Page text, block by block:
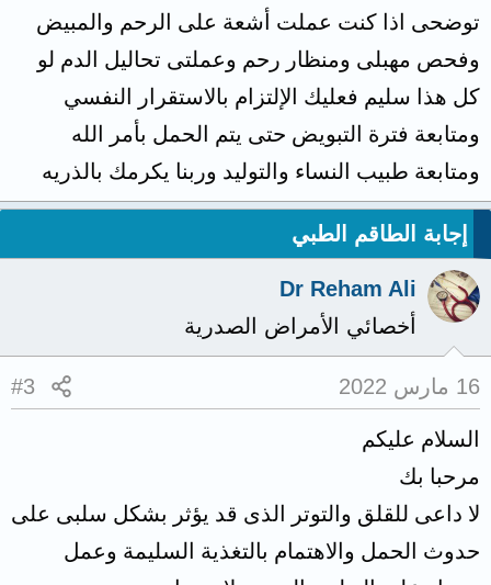
توضحى اذا كنت عملت أشعة على الرحم والمبيض
وفحص مهبلى ومنظار رحم وعملتى تحاليل الدم لو
كل هذا سليم فعليك الإلتزام بالاستقرار النفسي
ومتابعة فترة التبويض حتى يتم الحمل بأمر الله
ومتابعة طبيب النساء والتوليد وربنا يكرمك بالذريه
إجابة الطاقم الطبي
Dr Reham Ali
أخصائي الأمراض الصدرية
16 مارس 2022 #3
السلام عليكم
مرحبا بك
لا داعى للقلق والتوتر الذى قد يؤثر بشكل سلبى على
حدوث الحمل والاهتمام بالتغذية السليمة وعمل